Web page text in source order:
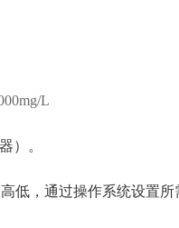
L
）。
低，通过操作系统设置所